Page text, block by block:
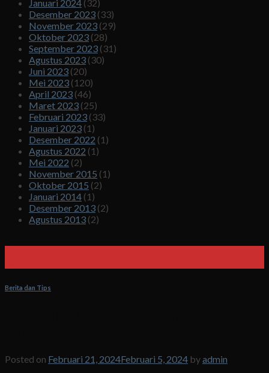
Januari 2024 (32)
Desember 2023 (33)
November 2023 (29)
Oktober 2023 (28)
September 2023 (31)
Agustus 2023 (30)
Juni 2023 (20)
Mei 2023 (120)
April 2023 (46)
Maret 2023 (25)
Februari 2023 (33)
Januari 2023 (1)
Desember 2022 (1)
Agustus 2022 (1)
Mei 2022 (2)
November 2015 (1)
Oktober 2015 (2)
Januari 2014 (1)
Desember 2013 (2)
Agustus 2013 (2)
Berita dan Tips
Posted on Februari 21, 2024Februari 5, 2024 byadmin